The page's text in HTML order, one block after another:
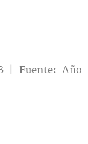
| Fuente: Año